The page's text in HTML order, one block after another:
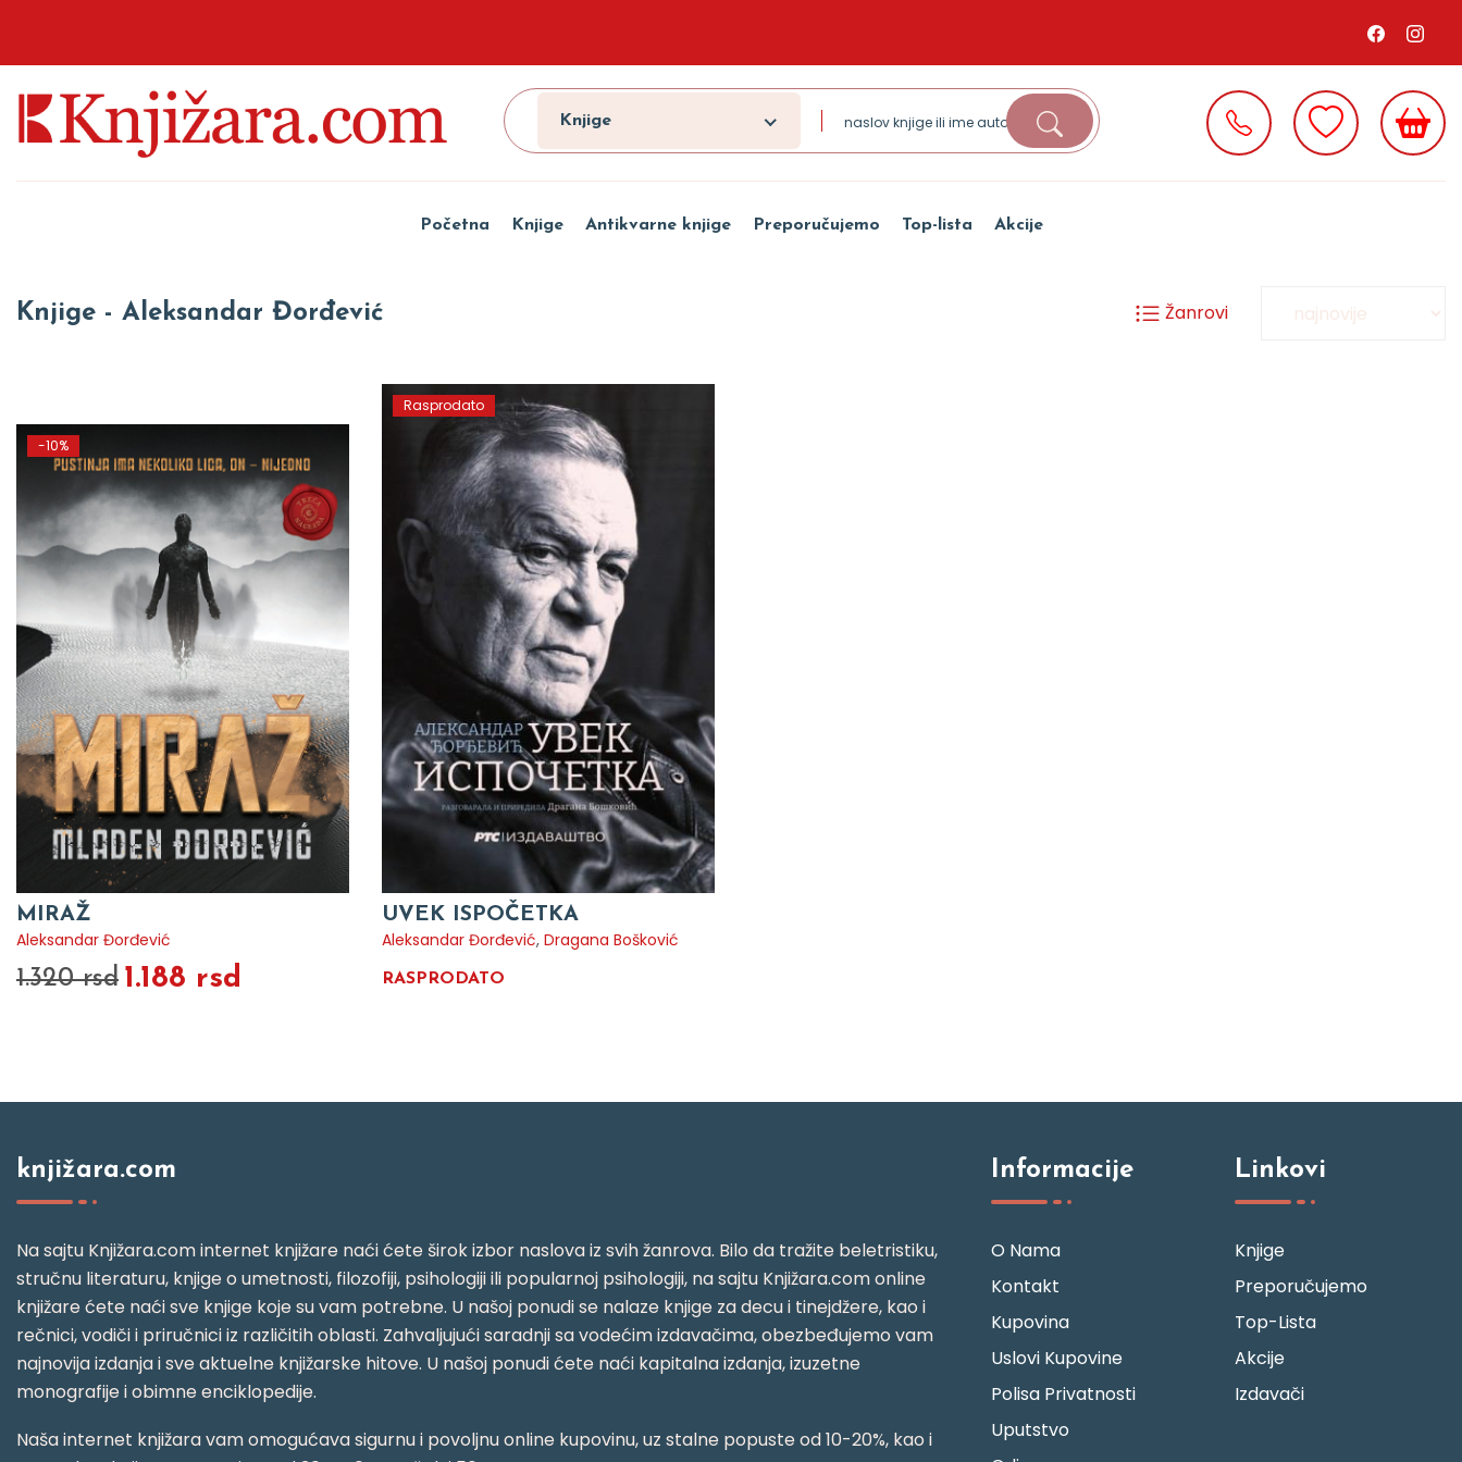
Knjige
Početna Knjige Antikvarne knjige Preporučujemo Top-lista Akcije
Knjige - Aleksandar Đorđević Žanrovi
-10%
MIRAŽ
Aleksandar Đorđević
1.320 rsd 1.188 rsd
Rasprodato
UVEK ISPOČETKA
Aleksandar Đorđević, Dragana Bošković
RASPRODATO
knjižara.com
Na sajtu Knjižara.com internet knjižare naći ćete širok izbor naslova iz svih žanrova. Bilo da tražite beletristiku,
stručnu literaturu, knjige o umetnosti, filozofiji, psihologiji ili popularnoj psihologiji, na sajtu Knjižara.com online
knjižare ćete naći sve knjige koje su vam potrebne. U našoj ponudi se nalaze knjige za decu i tinejdžere, kao i
rečnici, vodiči i priručnici iz različitih oblasti. Zahvaljujući saradnji sa vodećim izdavačima, obezbeđujemo vam
najnovija izdanja i sve aktuelne knjižarske hitove. U našoj ponudi ćete naći kapitalna izdanja, izuzetne
monografije i obimne enciklopedije.
Naša internet knjižara vam omogućava sigurnu i povoljnu online kupovinu, uz stalne popuste od 10-20%, kao i
Informacije
O Nama
Kontakt
Kupovina
Uslovi Kupovine
Polisa Privatnosti
Uputstvo
Linkovi
Knjige
Preporučujemo
Top-Lista
Akcije
Izdavači